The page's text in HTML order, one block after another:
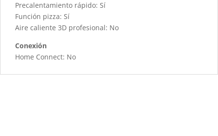
Precalentamiento rápido: Sí
Función pizza: Sí
Aire caliente 3D profesional: No
Conexión
Home Connect: No